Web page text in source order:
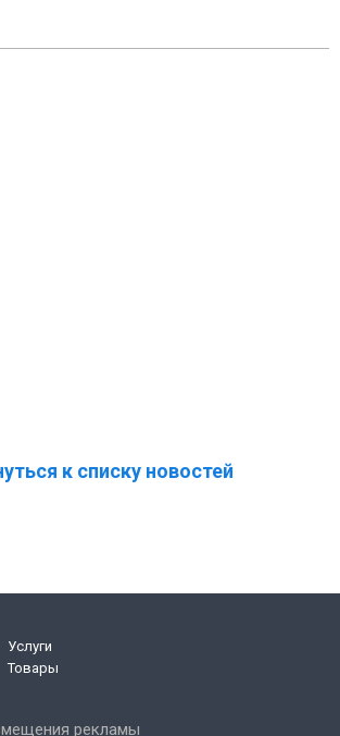
к списку новостей
рекламы
Услуги
Товары